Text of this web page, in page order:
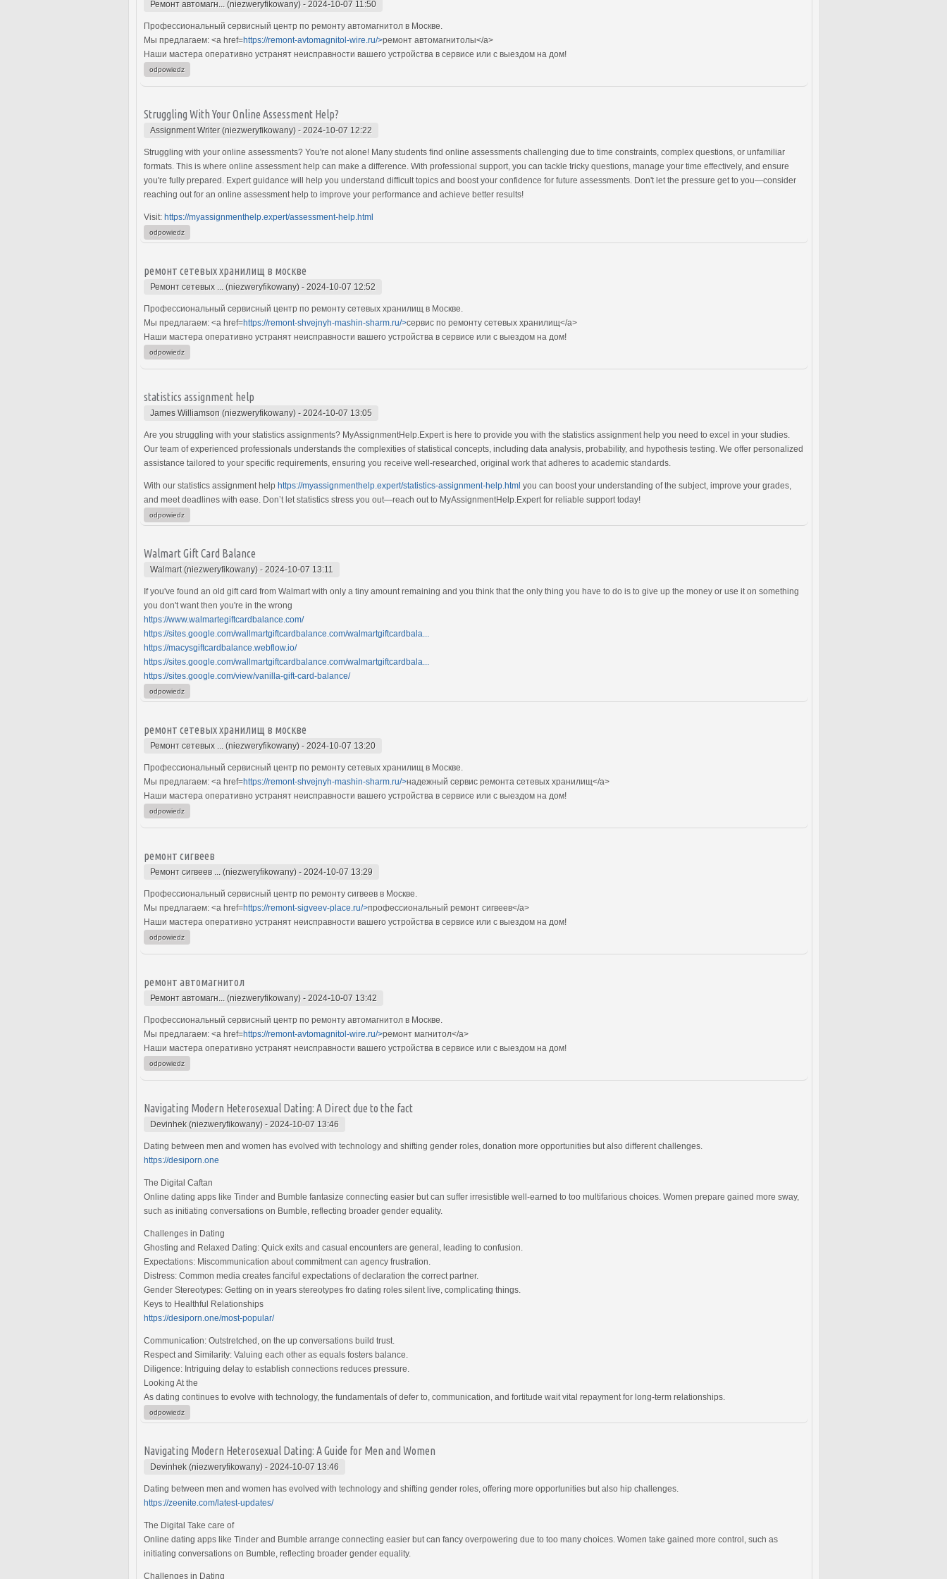
Ремонт автомагн... (niezweryfikowany) - 2024-10-07 11:50
Профессиональный сервисный центр по ремонту автомагнитол в Москве.
Мы предлагаем: <a href=https://remont-avtomagnitol-wire.ru/>ремонт автомагнитолы</a>
Наши мастера оперативно устранят неисправности вашего устройства в сервисе или с выездом на дом!
odpowiedz
Struggling With Your Online Assessment Help?
Assignment Writer (niezweryfikowany) - 2024-10-07 12:22
Struggling with your online assessments? You're not alone! Many students find online assessments challenging due to time constraints, complex questions, or unfamiliar
formats. This is where online assessment help can make a difference. With professional support, you can tackle tricky questions, manage your time effectively, and ensure
you're fully prepared. Expert guidance will help you understand difficult topics and boost your confidence for future assessments. Don't let the pressure get to you—consider
reaching out for an online assessment help to improve your performance and achieve better results!
Visit: https://myassignmenthelp.expert/assessment-help.html
odpowiedz
ремонт сетевых хранилищ в москве
Ремонт сетевых ... (niezweryfikowany) - 2024-10-07 12:52
Профессиональный сервисный центр по ремонту сетевых хранилищ в Москве.
Мы предлагаем: <a href=https://remont-shvejnyh-mashin-sharm.ru/>сервис по ремонту сетевых хранилищ</a>
Наши мастера оперативно устранят неисправности вашего устройства в сервисе или с выездом на дом!
odpowiedz
statistics assignment help
James Williamson (niezweryfikowany) - 2024-10-07 13:05
Are you struggling with your statistics assignments? MyAssignmentHelp.Expert is here to provide you with the statistics assignment help you need to excel in your studies.
Our team of experienced professionals understands the complexities of statistical concepts, including data analysis, probability, and hypothesis testing. We offer personalized
assistance tailored to your specific requirements, ensuring you receive well-researched, original work that adheres to academic standards.
With our statistics assignment help https://myassignmenthelp.expert/statistics-assignment-help.html you can boost your understanding of the subject, improve your grades,
and meet deadlines with ease. Don’t let statistics stress you out—reach out to MyAssignmentHelp.Expert for reliable support today!
odpowiedz
Walmart Gift Card Balance
Walmart (niezweryfikowany) - 2024-10-07 13:11
If you've found an old gift card from Walmart with only a tiny amount remaining and you think that the only thing you have to do is to give up the money or use it on something
you don't want then you're in the wrong
https://www.walmartegiftcardbalance.com/
https://sites.google.com/wallmartgiftcardbalance.com/walmartgiftcardbala...
https://macysgiftcardbalance.webflow.io/
https://sites.google.com/wallmartgiftcardbalance.com/walmartgiftcardbala...
https://sites.google.com/view/vanilla-gift-card-balance/
odpowiedz
ремонт сетевых хранилищ в москве
Ремонт сетевых ... (niezweryfikowany) - 2024-10-07 13:20
Профессиональный сервисный центр по ремонту сетевых хранилищ в Москве.
Мы предлагаем: <a href=https://remont-shvejnyh-mashin-sharm.ru/>надежный сервис ремонта сетевых хранилищ</a>
Наши мастера оперативно устранят неисправности вашего устройства в сервисе или с выездом на дом!
odpowiedz
ремонт сигвеев
Ремонт сигвеев ... (niezweryfikowany) - 2024-10-07 13:29
Профессиональный сервисный центр по ремонту сигвеев в Москве.
Мы предлагаем: <a href=https://remont-sigveev-place.ru/>профессиональный ремонт сигвеев</a>
Наши мастера оперативно устранят неисправности вашего устройства в сервисе или с выездом на дом!
odpowiedz
ремонт автомагнитол
Ремонт автомагн... (niezweryfikowany) - 2024-10-07 13:42
Профессиональный сервисный центр по ремонту автомагнитол в Москве.
Мы предлагаем: <a href=https://remont-avtomagnitol-wire.ru/>ремонт магнитол</a>
Наши мастера оперативно устранят неисправности вашего устройства в сервисе или с выездом на дом!
odpowiedz
Navigating Modern Heterosexual Dating: A Direct due to the fact
Devinhek (niezweryfikowany) - 2024-10-07 13:46
Dating between men and women has evolved with technology and shifting gender roles, donation more opportunities but also different challenges.
https://desiporn.one
The Digital Caftan
Online dating apps like Tinder and Bumble fantasize connecting easier but can suffer irresistible well-earned to too multifarious choices. Women prepare gained more sway,
such as initiating conversations on Bumble, reflecting broader gender equality.
Challenges in Dating
Ghosting and Relaxed Dating: Quick exits and casual encounters are general, leading to confusion.
Expectations: Miscommunication about commitment can agency frustration.
Distress: Common media creates fanciful expectations of declaration the correct partner.
Gender Stereotypes: Getting on in years stereotypes fro dating roles silent live, complicating things.
Keys to Healthful Relationships
https://desiporn.one/most-popular/
Communication: Outstretched, on the up conversations build trust.
Respect and Similarity: Valuing each other as equals fosters balance.
Diligence: Intriguing delay to establish connections reduces pressure.
Looking At the
As dating continues to evolve with technology, the fundamentals of defer to, communication, and fortitude wait vital repayment for long-term relationships.
odpowiedz
Navigating Modern Heterosexual Dating: A Guide for Men and Women
Devinhek (niezweryfikowany) - 2024-10-07 13:46
Dating between men and women has evolved with technology and shifting gender roles, offering more opportunities but also hip challenges.
https://zeenite.com/latest-updates/
The Digital Take care of
Online dating apps like Tinder and Bumble arrange connecting easier but can fancy overpowering due to too many choices. Women take gained more control, such as
initiating conversations on Bumble, reflecting broader gender equality.
Challenges in Dating